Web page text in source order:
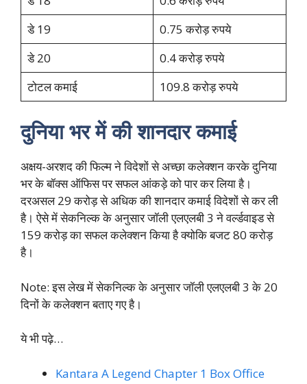
डे 19
0.75 करोड़ रुपये
डे 20
0.4 करोड़ रुपये
टोटल कमाई
109.8 करोड़ रुपये
दुनिया भर में की शानदार कमाई
अक्षय-अरशद की फिल्म ने विदेशों से अच्छा कलेक्शन करके दुनिया
भर के बॉक्स ऑफिस पर सफल आंकड़े को पार कर लिया है।
दरअसल 29 करोड़ से अधिक की शानदार कमाई विदेशों से कर ली
है। ऐसे में सेकनिल्क के अनुसार जॉली एलएलबी 3 ने वर्ल्डवाइड से
159 करोड़ का सफल कलेक्शन किया है क्योकि बजट 80 करोड़
है।
Note: इस लेख में सेकनिल्क के अनुसार जॉली एलएलबी 3 के 20
दिनों के कलेक्शन बताए गए है।
ये भी पढ़े…
Kantara A Legend Chapter 1 Box Office